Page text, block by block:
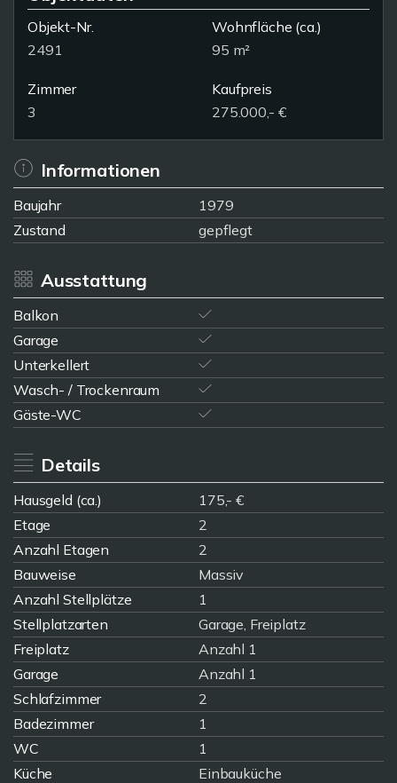
Objekt-Nr.
2491
Wohnfläche (ca.)
95 m²
Zimmer
3
Kaufpreis
275.000,- €
Informationen
Baujahr
1979
Zustand
gepflegt
Ausstattung
Balkon
Garage
Unterkellert
Wasch- / Trockenraum
Gäste-WC
Details
Hausgeld (ca.)
175,- €
Etage
2
Anzahl Etagen
2
Bauweise
Massiv
Anzahl Stellplätze
1
Stellplatzarten
Garage, Freiplatz
Freiplatz
Anzahl 1
Garage
Anzahl 1
Schlafzimmer
2
Badezimmer
1
WC
1
Küche
Einbauküche